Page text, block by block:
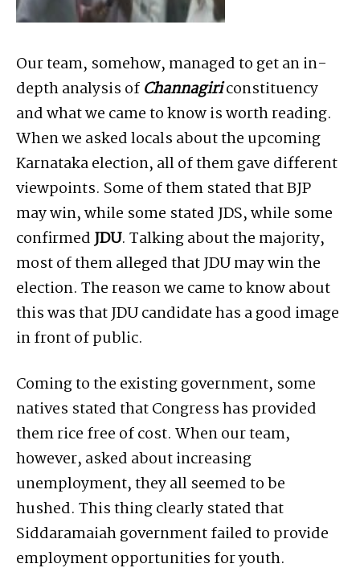
Our team, somehow, managed to get an in-
depth analysis of Channagiriconstituency
and what we came to know is worth reading.
When we asked locals about the upcoming
Karnataka election, all of them gave different
viewpoints. Some of them stated that BJP
may win, while some stated JDS, while some
confirmedJDU. Talking about the majority,
most of them alleged that JDU may win the
election. The reason we came to know about
this was that JDU candidate has a good image
in front of public.
Coming to the existing government, some
natives stated that Congress has provided
them rice free of cost. When our team,
however, asked about increasing
unemployment, they all seemed to be
hushed. This thing clearly stated that
Siddaramaiah government failed to provide
employment opportunities for youth.